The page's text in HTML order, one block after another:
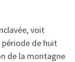
voit
période de huit
de la montagne